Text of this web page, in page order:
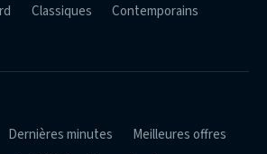
Classiques
Contemporains
Dernières minutes
Meilleures offres